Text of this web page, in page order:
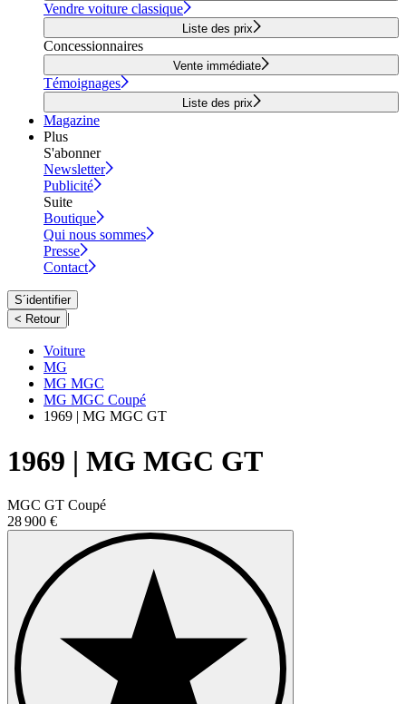
Vendre voiture classique
Liste des prix
Concessionnaires
Vente immédiate
Témoignages
Liste des prix
Magazine
Plus
S'abonner
Newsletter
Publicité
Suite
Boutique
Qui nous sommes
Presse
Contact
S´identifier
< Retour |
Voiture
MG
MG MGC
MG MGC Coupé
1969 | MG MGC GT
1969 | MG MGC GT
MGC GT Coupé
28 900 €